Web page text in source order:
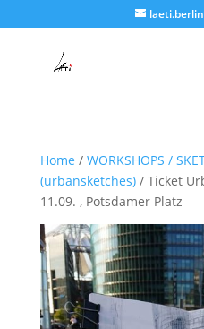
Home / WORKSHOPS /
(urbansketches)/ Ticket
11.09. , Potsdamer Platz